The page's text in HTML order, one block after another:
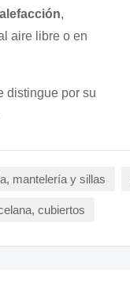
,
aire libre o en
distingue por su
mantelería y sillas
cubiertos